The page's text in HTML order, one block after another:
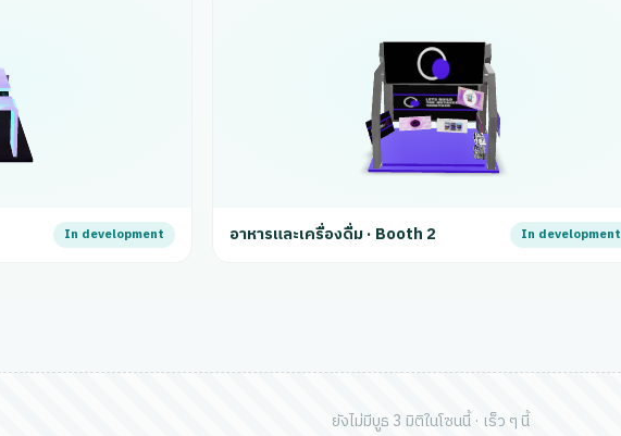
In development อาหารและเครื่องดื่ม · Booth 2 In development
ยังไม่มีบูธ 3 มิติในโซนนี้ · เร็ว ๆ นี้